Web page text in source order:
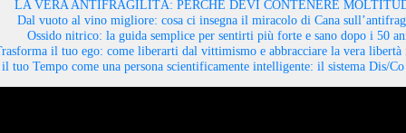
LA VERA ANTIFRAGILITÀ: PERCHÉ DEVI CONTENERE
Dal vuoto al vino migliore: cosa ci insegna il miracolo di Cana
Ossido nitrico: la guida semplice per sentirti più forte e sano dopo i 50
il tuo ego: come liberarti dal vittimismo e abbracciare la vera libertà
il tuo Tempo come una persona scientificamente intelligente: il sistema Dis/